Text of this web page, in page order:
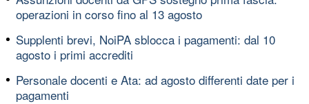
operazioni in corso fino al 13 agosto
Supplenti brevi, NoiPA sblocca i pagamenti: dal 10
agosto i primi accrediti
Personale docenti e Ata: ad agosto differenti date per i
pagamenti